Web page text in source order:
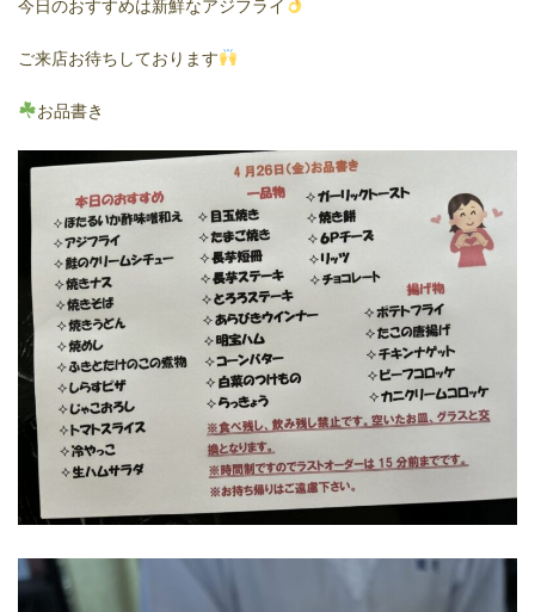
今日のおすすめは新鮮なアジフライ
ご来店お待ちしております
お品書き